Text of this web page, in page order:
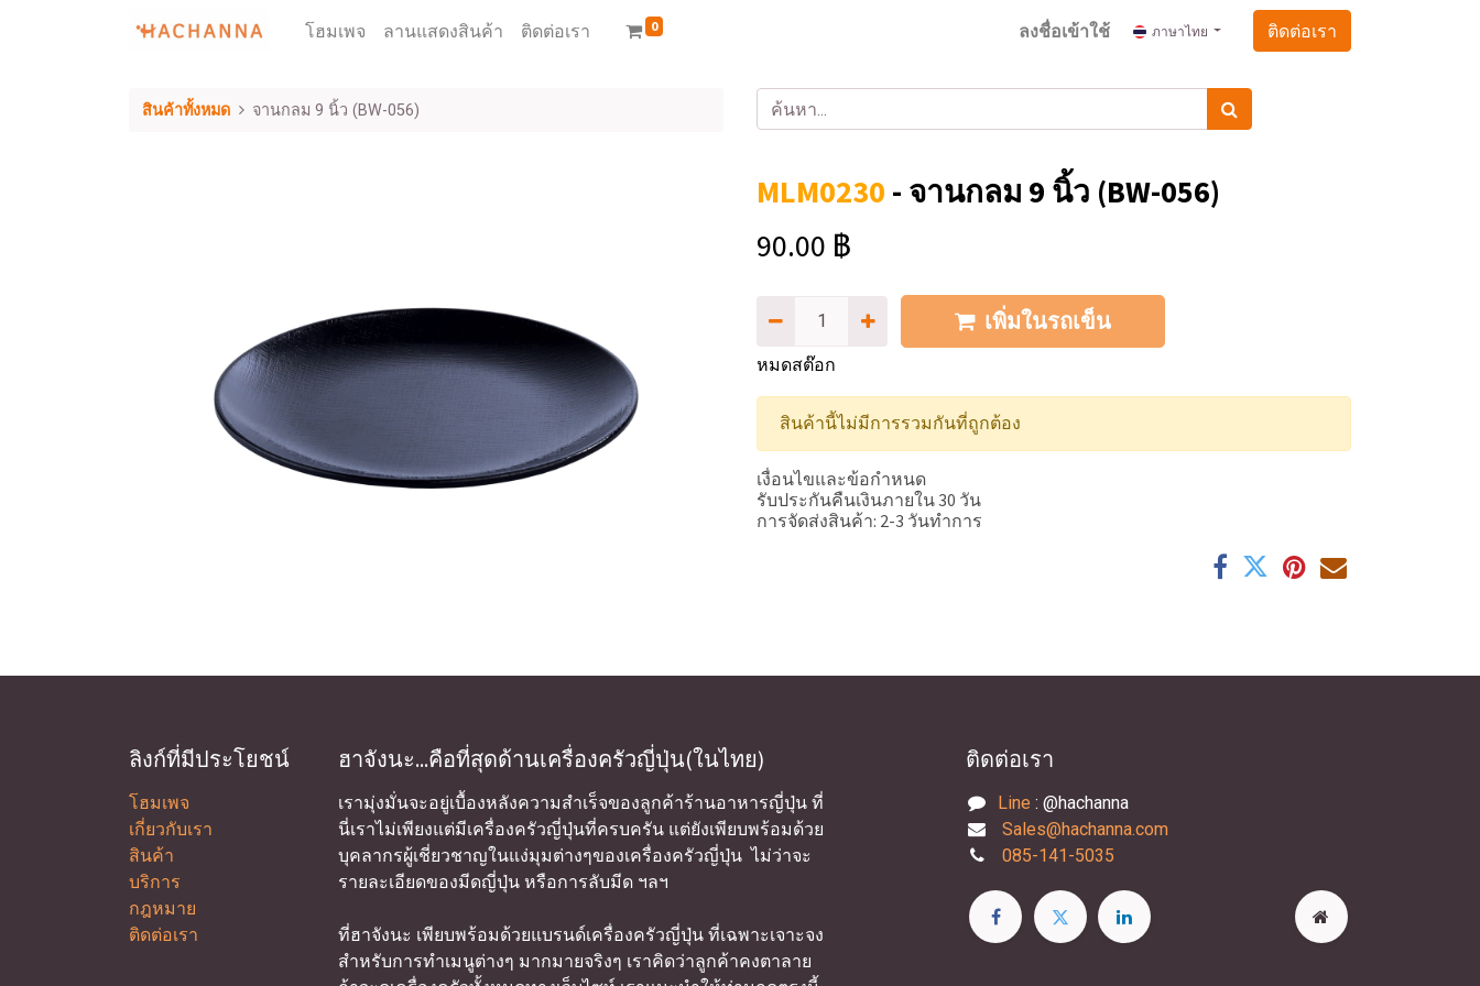
โฮมเพจ ลานแสดงสินค้า ติดต่อเรา 0 ลงชื่อเข้าใช้ ภาษาไทย ติดต่อเรา
สินค้าทั้งหมด จานกลม 9 นิ้ว (BW-056)
MLM0230 - จานกลม 9 นิ้ว (BW-056)
90.00 ฿
เพิ่มในรถเข็น
หมดสต๊อก
สินค้านี้ไม่มีการรวมกันที่ถูกต้อง
เงื่อนไขและข้อกำหนด
รับประกันคืนเงินภายใน 30 วัน
การจัดส่งสินค้า: 2-3 วันทำการ
ลิงก์ที่มีประโยชน์
โฮมเพจ
เกี่ยวกับเรา
สินค้า
บริการ
กฎหมาย
ติดต่อเรา
ฮาจังนะ...คือที่สุดด้านเครื่องครัวญี่ปุ่น(ในไทย)
เรามุ่งมั่นจะอยู่เบื้องหลังความสำเร็จของลูกค้าร้านอาหารญี่ปุ่น ที่
นี่เราไม่เพียงแต่มีเครื่องครัวญี่ปุ่นที่ครบครัน แต่ยังเพียบพร้อมด้วย
บุคลากรผู้เชี่ยวชาญในแง่มุมต่างๆของเครื่องครัวญี่ปุ่น ไม่ว่าจะ
รายละเอียดของมีดญี่ปุ่น หรือการลับมีด ฯลฯ
ที่ฮาจังนะ เพียบพร้อมด้วยแบรนด์เครื่องครัวญี่ปุ่น ที่เฉพาะเจาะจง
สำหรับการทำเมนูต่างๆ มากมายจริงๆ เราคิดว่าลูกค้าคงตาลาย
ติดต่อเรา
Line : @hachanna
Sales@hachanna.com
085-141-5035